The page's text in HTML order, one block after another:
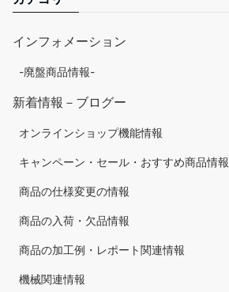
インフォメーション
-廃盤商品情報-
新着情報－ブログー
オンラインショップ機能情報
キャンペーン・セール・おすすめ商品情報
商品の仕様変更の情報
商品の入荷・欠品情報
商品の加工例・レポート関連情報
機械関連情報